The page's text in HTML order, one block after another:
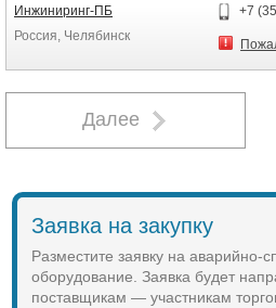
обнаружение
химического
питания
средний срок
разрешений на
органов
радиочастотной
степень защиты
Инжиниринг-ПБ
Россия, Челябинск
+7
Далее
Заявка на закупку
Разместите заявку на аварийно-
оборудование. Заявка будет
поставщикам — участникам